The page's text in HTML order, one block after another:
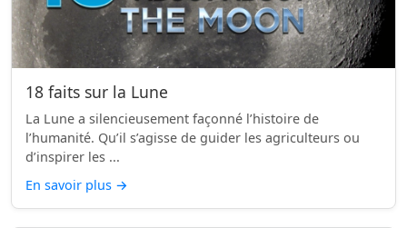
18 faits sur la Lune
La Lune a silencieusement façonné l’histoire de
l’humanité. Qu’il s’agisse de guider les agriculteurs ou
d’inspirer les ...
En savoir plus →